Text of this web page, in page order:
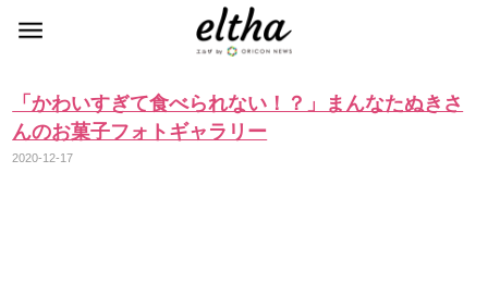
「かわいすぎて食べられない！？」まんなたぬきさ
んのお菓子フォトギャラリー
2020-12-17